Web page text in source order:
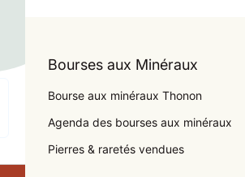
Bourses aux Minéraux
Bourse aux minéraux Thonon
Agenda des bourses aux minéraux
Pierres & raretés vendues